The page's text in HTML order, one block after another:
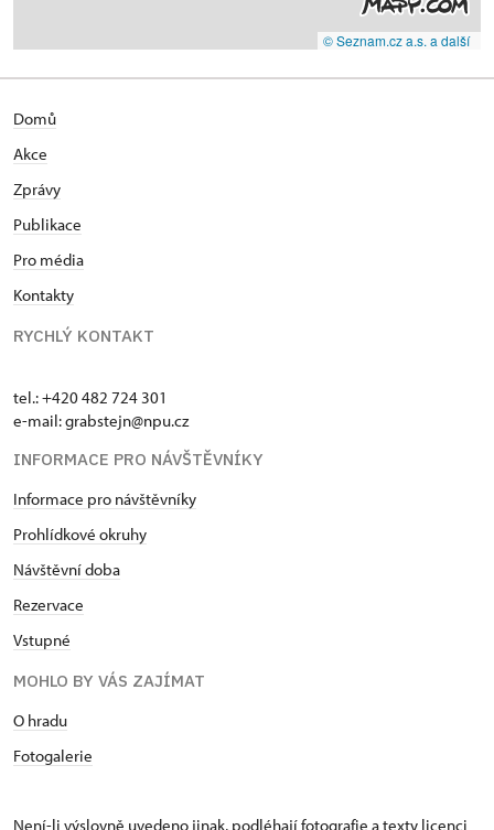
© Seznam.cz a.s. a další
Domů
Akce
Zprávy
Publikace
Pro média
Kontakty
RYCHLÝ KONTAKT
tel.: +420 482 724 301
e-mail: grabstejn@npu.cz
INFORMACE PRO NÁVŠTĚVNÍKY
Informace pro návštěvníky
Prohlídkové okruhy
Návštěvní doba
Rezervace
Vstupné
MOHLO BY VÁS ZAJÍMAT
O hradu
Fotogalerie
Není-li výslovně uvedeno jinak, podléhají fotografie a texty licenci